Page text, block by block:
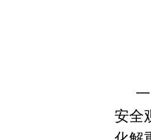
安全